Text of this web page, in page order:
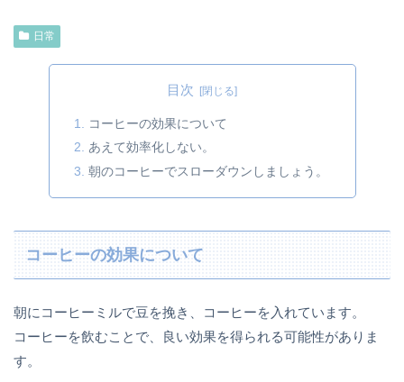
日常
目次
コーヒーの効果について
あえて効率化しない。
朝のコーヒーでスローダウンしましょう。
コーヒーの効果について
朝にコーヒーミルで豆を挽き、コーヒーを入れています。
コーヒーを飲むことで、良い効果を得られる可能性がありま
す。